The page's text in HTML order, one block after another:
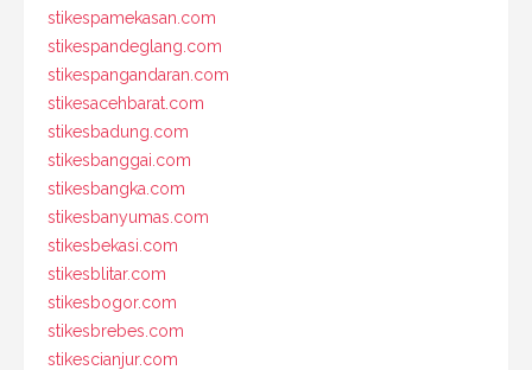
stikespamekasan.com
stikespandeglang.com
stikespangandaran.com
stikesacehbarat.com
stikesbadung.com
stikesbanggai.com
stikesbangka.com
stikesbanyumas.com
stikesbekasi.com
stikesblitar.com
stikesbogor.com
stikesbrebes.com
stikescianjur.com